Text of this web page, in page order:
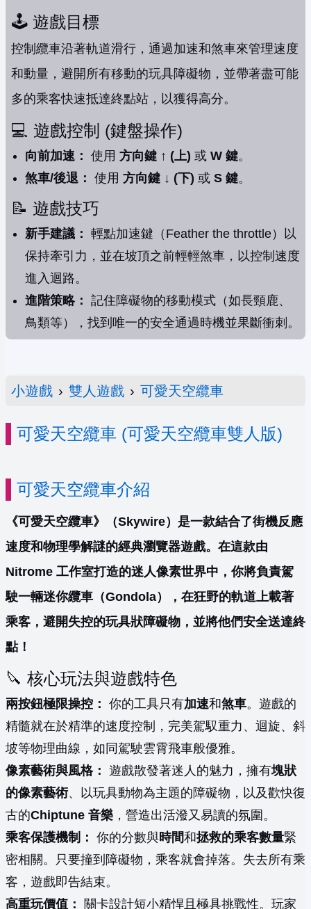
🕹️ 遊戲目標
控制纜車沿著軌道滑行，通過加速和煞車來管理速度
和動量，避開所有移動的玩具障礙物，並帶著盡可能
多的乘客快速抵達終點站，以獲得高分。
💻 遊戲控制 (鍵盤操作)
向前加速： 使用 方向鍵 ↑ (上) 或 W 鍵。
煞車/後退： 使用 方向鍵 ↓ (下) 或 S 鍵。
📝 遊戲技巧
新手建議： 輕點加速鍵（Feather the throttle）以
保持牽引力，並在坡頂之前輕輕煞車，以控制速度
進入迴路。
進階策略： 記住障礙物的移動模式（如長頸鹿、
鳥類等），找到唯一的安全通過時機並果斷衝刺。
小遊戲 › 雙人遊戲 › 可愛天空纜車
可愛天空纜車 (可愛天空纜車雙人版)
可愛天空纜車介紹
《可愛天空纜車》（Skywire）是一款結合了街機反應
速度和物理學解謎的經典瀏覽器遊戲。在這款由
Nitrome 工作室打造的迷人像素世界中，你將負責駕
駛一輛迷你纜車（Gondola），在狂野的軌道上載著
乘客，避開失控的玩具狀障礙物，並將他們安全送達終
點！
🔪 核心玩法與遊戲特色
兩按鈕極限操控： 你的工具只有加速和煞車。遊戲的
精髓就在於精準的速度控制，完美駕馭重力、迴旋、斜
坡等物理曲線，如同駕駛雲霄飛車般優雅。
像素藝術與風格： 遊戲散發著迷人的魅力，擁有塊狀
的像素藝術、以玩具動物為主題的障礙物，以及歡快復
古的Chiptune 音樂 ，營造出活潑又易讀的氛圍。
乘客保護機制： 你的分數與時間和拯救的乘客數量緊
密相關。只要撞到障礙物，乘客就會掉落。失去所有乘
客，遊戲即告結束。
高重玩價值：
關卡設計短小精悍且極具挑戰性。玩家